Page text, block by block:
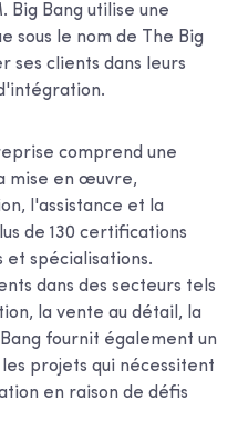
Big Bang utilise une
sous le nom de The Big
ses clients dans leurs
comprend une
mise en œuvre,
l'assistance et la
de 130 certifications
spécialisations.
dans des secteurs tels
la vente au détail, la
fournit également un
projets qui nécessitent
en raison de défis